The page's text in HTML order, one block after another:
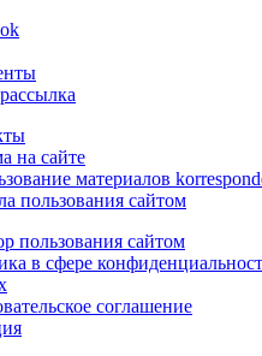
на сайте
материалов
пользования сайтом
пользования сайтом
в сфере
соглашение